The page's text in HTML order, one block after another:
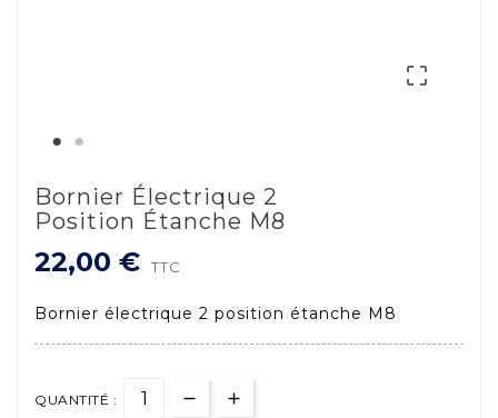

Bornier Électrique 2
Position Étanche M8
22,00 € TTC
Bornier électrique 2 position étanche M8
QUANTITÉ :